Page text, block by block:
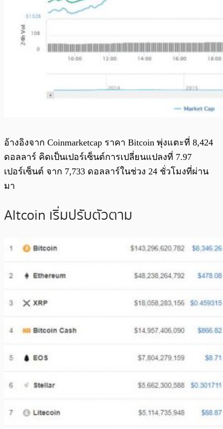
อ้างอิงจาก Coinmarketcap ราคา Bitcoin พุ่งแตะที่ 8,424
ดอลลาร์ คิดเป็นเปอร์เซ็นต์การเปลี่ยนแปลงที่ 7.97
เปอร์เซ็นต์ จาก 7,733 ดอลลาร์ในช่วง 24 ชั่วโมงที่ผ่าน
มา
Altcoin เริ่มปรับตัวตาม